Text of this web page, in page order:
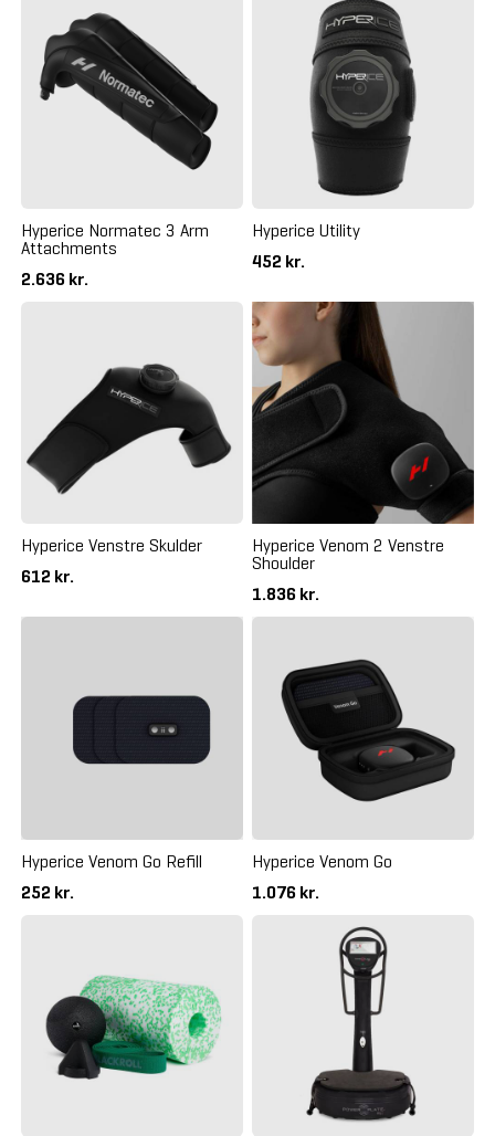
Hyperice Normatec 3 Arm
Attachments
2.636 kr.
Hyperice Utility
452 kr.
Hyperice Venstre Skulder
612 kr.
Hyperice Venom 2 Venstre
Shoulder
1.836 kr.
Hyperice Venom Go Refill
252 kr.
Hyperice Venom Go
1.076 kr.